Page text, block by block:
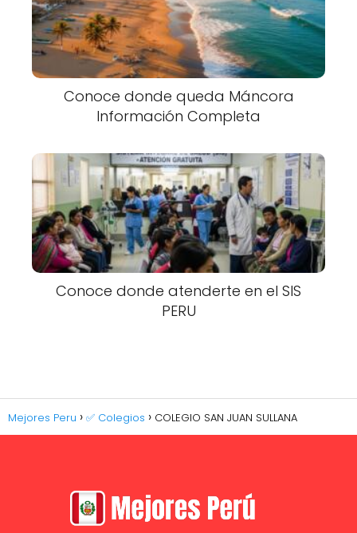
Conoce donde queda Máncora
Información Completa
Conoce donde atenderte en el SIS
PERU
Mejores Peru ✅ Colegios COLEGIO SAN JUAN SULLANA